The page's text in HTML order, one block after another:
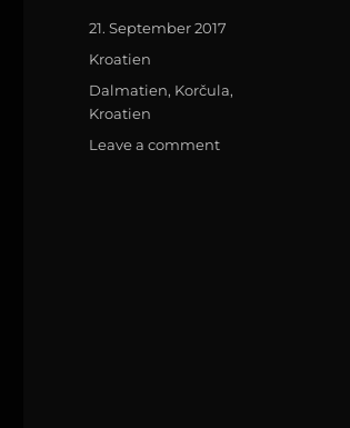
Posted
21. September 2017
Categories
Kroatien
Tags
Dalmatien, Korčula,
Kroatien
Leave a commenton